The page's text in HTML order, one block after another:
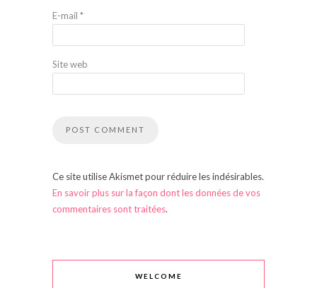
E-mail *
Site web
Ce site utilise Akismet pour réduire les indésirables.
En savoir plus sur la façon dont les données de vos
commentaires sont traitées.
WELCOME